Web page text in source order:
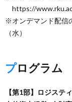
https://
※オンデマンド配信
（水）
プログラム
【第1部】ロジステ